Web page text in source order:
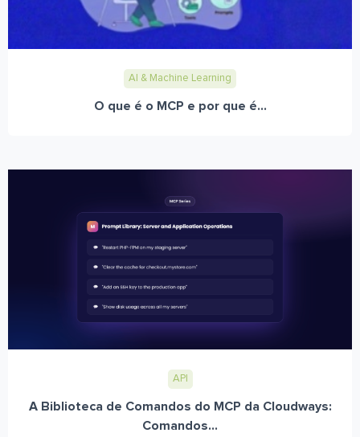
AI & Machine Learning
O que é o MCP e por que é...
API
A Biblioteca de Comandos do MCP da Cloudways:
Comandos...